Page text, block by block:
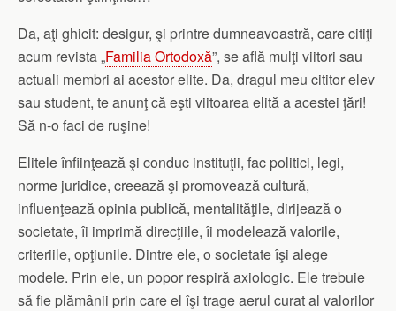
Da, aţi ghicit: desigur, şi printre dumneavoastră, care citiţi
acum revista „Familia Ortodoxă”, se află mulţi viitori sau
actuali membri ai acestor elite. Da, dragul meu cititor elev
sau student, te anunţ că eşti viitoarea elită a acestei ţări!
Să n-o faci de ruşine!
Elitele înfiinţează şi conduc instituţii, fac politici, legi,
norme juridice, creează şi promovează cultură,
influenţează opinia publică, mentalităţile, dirijează o
societate, îi imprimă direcţiile, îi modelează valorile,
criteriile, opţiunile. Dintre ele, o societate îşi alege
modele. Prin ele, un popor respiră axiologic. Ele trebuie
să fie plămânii prin care el îşi trage aerul curat al valorilor